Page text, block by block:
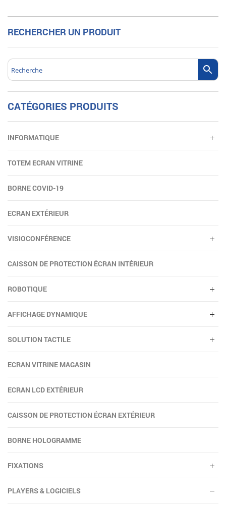
RECHERCHER UN PRODUIT
CATÉGORIES PRODUITS
INFORMATIQUE
TOTEM ECRAN VITRINE
BORNE COVID-19
ECRAN EXTÉRIEUR
VISIOCONFÉRENCE
CAISSON DE PROTECTION ÉCRAN INTÉRIEUR
ROBOTIQUE
AFFICHAGE DYNAMIQUE
SOLUTION TACTILE
ECRAN VITRINE MAGASIN
ECRAN LCD EXTÉRIEUR
CAISSON DE PROTECTION ÉCRAN EXTÉRIEUR
BORNE HOLOGRAMME
FIXATIONS
PLAYERS & LOGICIELS